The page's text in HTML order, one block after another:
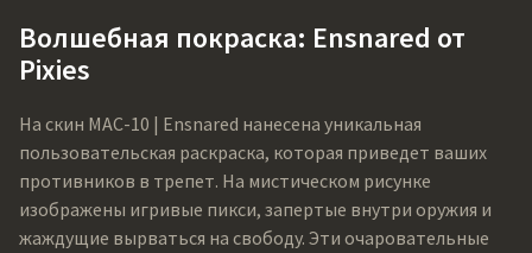
Волшебная покраска: Ensnared от
Pixies
На скин MAC-10 | Ensnared нанесена уникальная
пользовательская раскраска, которая приведет ваших
противников в трепет. На мистическом рисунке
изображены игривые пикси, запертые внутри оружия и
жаждущие вырваться на свободу. Эти очаровательные